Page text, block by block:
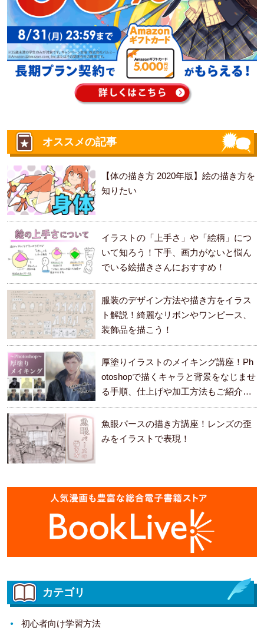
オススメの記事
【体の描き方 2020年版】絵の描き方を
知りたい
イラストの「上手さ」や「絵柄」につ
いて知ろう！下手、画力がないと悩ん
でいる絵描きさんにおすすめ！
服装のデザイン方法や描き方をイラス
ト解説！綺麗なリボンやワンピース、
装飾品を描こう！
厚塗りイラストのメイキング講座！Ph
otoshopで描くキャラと背景をなじませ
る手順、仕上げや加工方法もご紹介し
ます。
魚眼パースの描き方講座！レンズの歪
みをイラストで表現！
カテゴリ
初心者向け学習方法